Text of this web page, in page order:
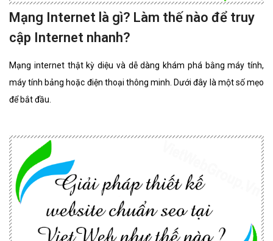
Mạng Internet là gì? Làm thế nào để truy
cập Internet nhanh?
Mạng internet thật kỳ diệu và dễ dàng khám phá bằng máy tính,
máy tính bảng hoặc điện thoại thông minh. Dưới đây là một số mẹo
để bắt đầu.